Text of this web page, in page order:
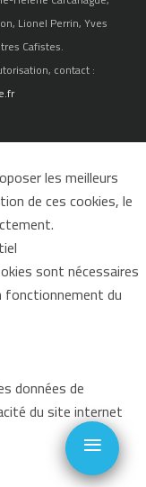
Lionel Perrin, Yves
Cafistes.
contact :
les meilleurs
de ces cookies, le
sont nécessaires
fonctionnement du
données de
du site internet
≡